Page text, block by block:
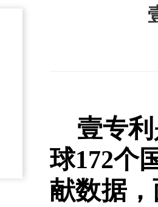
壹专
球172个
献数据，